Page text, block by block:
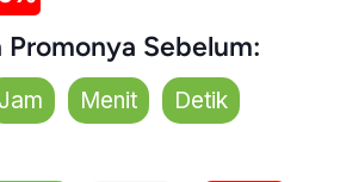
Promonya Sebelum:
Jam Menit Detik